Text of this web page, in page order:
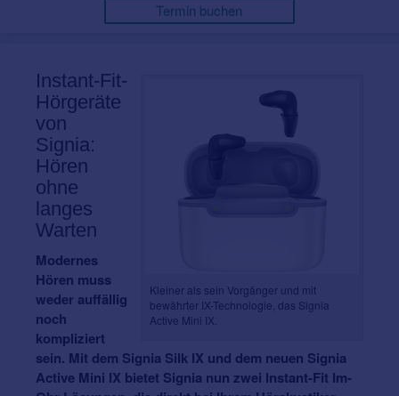
Termin buchen
Kleiner als sein Vorgänger und mit
bewährter IX-Technologie, das Signia
Active Mini IX.
Instant-Fit-
Hörgeräte
von
Signia:
Hören
ohne
langes
Warten
Modernes
Hören muss
weder auffällig
noch
kompliziert
sein. Mit dem Signia Silk IX und dem neuen Signia
Active Mini IX bietet Signia nun zwei Instant-Fit Im-